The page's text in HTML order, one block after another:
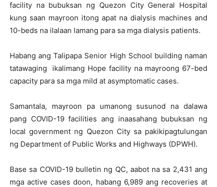
facility na bubuksan ng Quezon City General Hospital
kung saan mayroon itong apat na dialysis machines and
10-beds na ilalaan lamang para sa mga dialysis patients.
Habang ang Talipapa Senior High School building naman
tatawaging ikalimang Hope facility na mayroong 67-bed
capacity para sa mga mild at asymptomatic cases.
Samantala, mayroon pa umanong susunod na dalawa
pang COVID-19 facilities ang inaasahang bubuksan ng
local government ng Quezon City sa pakikipagtulungan
ng Department of Public Works and Highways (DPWH).
Base sa COVID-19 bulletin ng QC, aabot na sa 2,431 ang
mga active cases doon, habang 6,989 ang recoveries at